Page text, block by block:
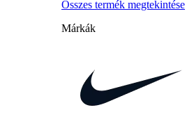
Összes termék megtekintése
Márkák